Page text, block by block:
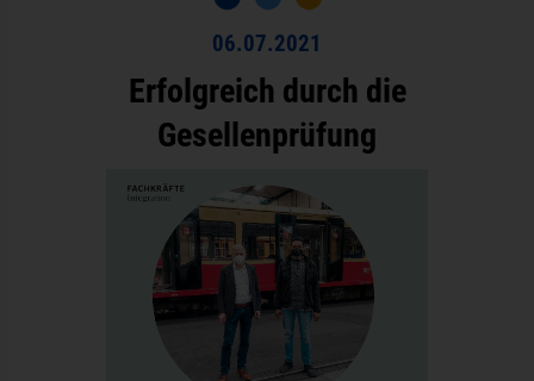
06.07.2021
Erfolgreich durch die
Gesellenprüfung